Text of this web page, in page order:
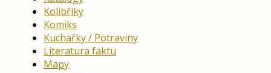
Kolibříky
Komiks
Kuchařky / Potraviny
Literatura faktu
Mapy